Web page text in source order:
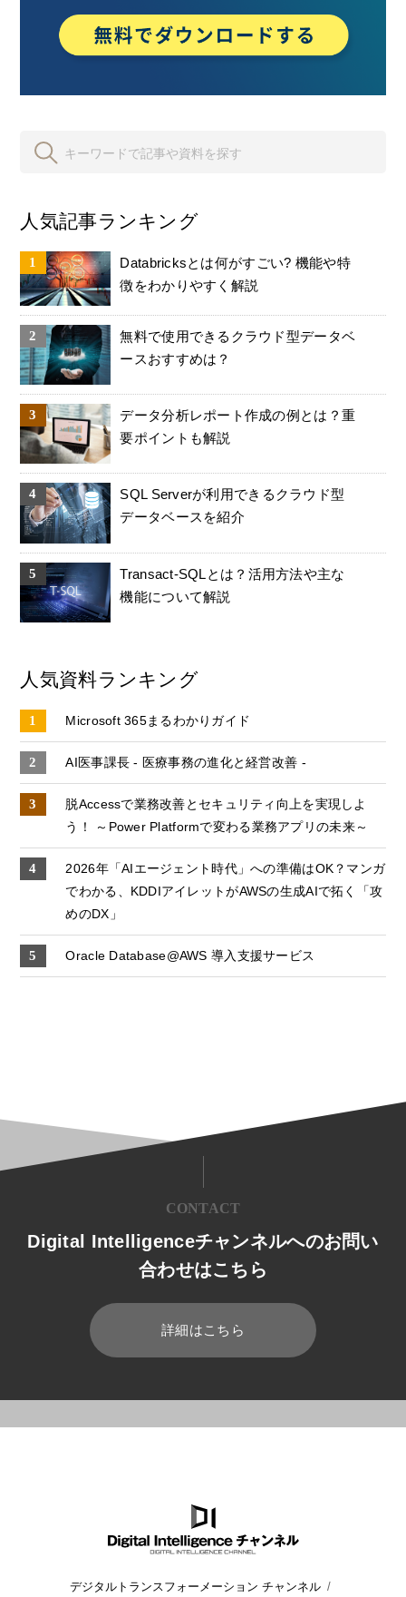
人気記事ランキング
Databricksとは何がすごい? 機能や特
徴をわかりやすく解説
無料で使用できるクラウド型データベ
ースおすすめは？
データ分析レポート作成の例とは？重
要ポイントも解説
SQL Serverが利用できるクラウド型
データベースを紹介
Transact-SQLとは？活用方法や主な
機能について解説
人気資料ランキング
Microsoft 365まるわかりガイド
AI医事課長 - 医療事務の進化と経営改善 -
脱Accessで業務改善とセキュリティ向上を実現しよ
う！ ～Power Platformで変わる業務アプリの未来～
2026年「AIエージェント時代」への準備はOK？マンガ
でわかる、KDDIアイレットがAWSの生成AIで拓く「攻
めのDX」
Oracle Database@AWS 導入支援サービス
CONTACT
Digital Intelligenceチャンネルへのお問い
合わせはこちら
詳細はこちら
デジタルトランスフォーメーション チャンネル